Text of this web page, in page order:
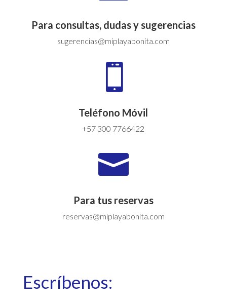
Para consultas, dudas y sugerencias
sugerencias@miplayabonita.com

Teléfono Móvil
+57 300 7766422

Para tus reservas
reservas@miplayabonita.com
Escríbenos: